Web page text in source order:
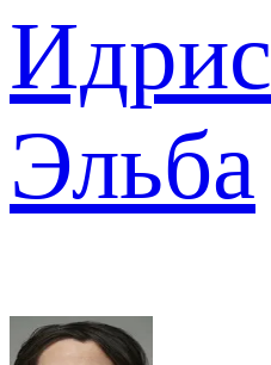
Идрис
Эльба